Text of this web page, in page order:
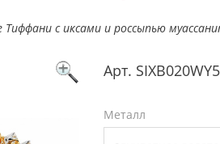
с иксами и россыпью
Арт.
Металл